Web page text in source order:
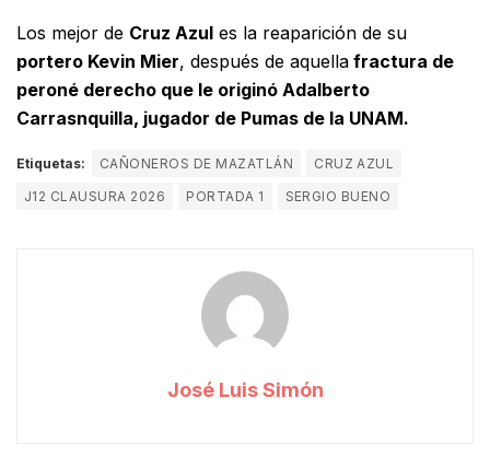
Los mejor de Cruz Azul es la reaparición de su
portero Kevin Mier, después de aquella fractura de
peroné derecho que le originó Adalberto
Carrasnquilla, jugador de Pumas de la UNAM.
Etiquetas: CAÑONEROS DE MAZATLÁN
CRUZ AZUL
J12 CLAUSURA 2026
PORTADA 1 SERGIO BUENO
José Luis Simón